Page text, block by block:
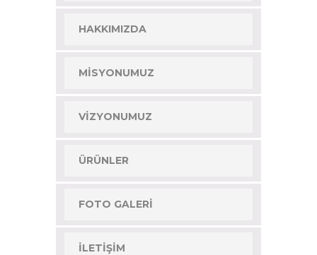
HAKKIMIZDA
MISYONUMUZ
VIZYONUMUZ
ÜRÜNLER
FOTO GALERI
İLETIŞIM